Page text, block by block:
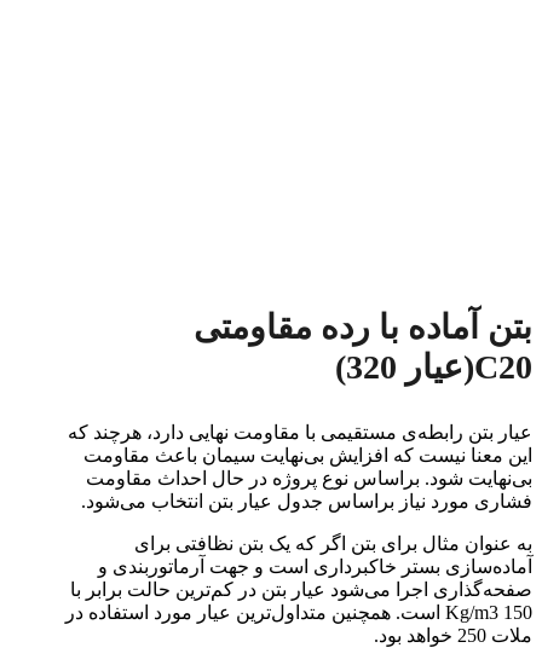
بتن آماده با رده مقاومتی
C20(عیار 320)
عیار بتن رابطه‌ی مستقیمی با مقاومت نهایی دارد، هرچند که
این معنا نیست که افزایش بی‌نهایت سیمان باعث مقاومت
بی‌نهایت شود. براساس نوع پروژه در حال احداث مقاومت
فشاری مورد نیاز براساس جدول عیار بتن انتخاب می‌شود.
به عنوان مثال برای بتن اگر که یک بتن نظافتی برای
آماده‌سازی بستر خاکبرداری است و جهت آرماتوربندی و
صفحه‌گذاری اجرا می‌شود عیار بتن در کم‌ترین حالت برابر با
150 Kg/m3 است. همچنین متداول‌ترین عیار مورد استفاده در
ملات 250 خواهد بود.